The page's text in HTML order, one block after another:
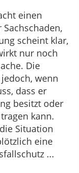
einen
scheint klar,
nur noch
Die
wenn
dass er
besitzt oder
kann.
Situation
eine
...